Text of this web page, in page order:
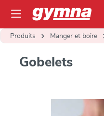
principal
Produits Manger et boire
Gobelets